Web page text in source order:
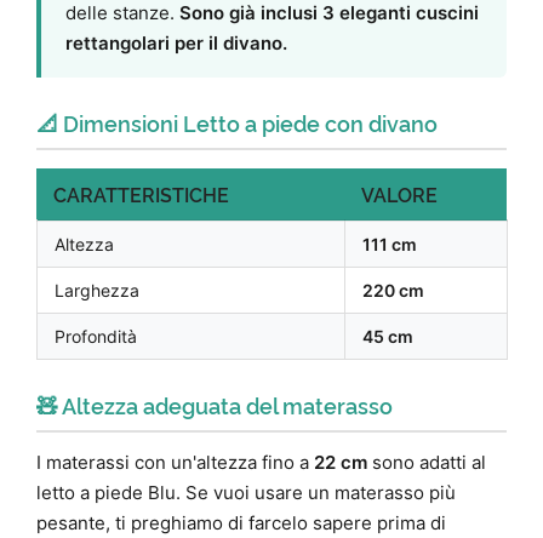
delle stanze. Sono già inclusi 3 eleganti cuscini
rettangolari per il divano.
📐 Dimensioni Letto a piede con divano
CARATTERISTICHE VALORE
Altezza 111 cm
Larghezza 220 cm
Profondità 45 cm
🧸 Altezza adeguata del materasso
I materassi con un'altezza fino a 22 cm sono adatti al
letto a piede Blu. Se vuoi usare un materasso più
pesante, ti preghiamo di farcelo sapere prima di